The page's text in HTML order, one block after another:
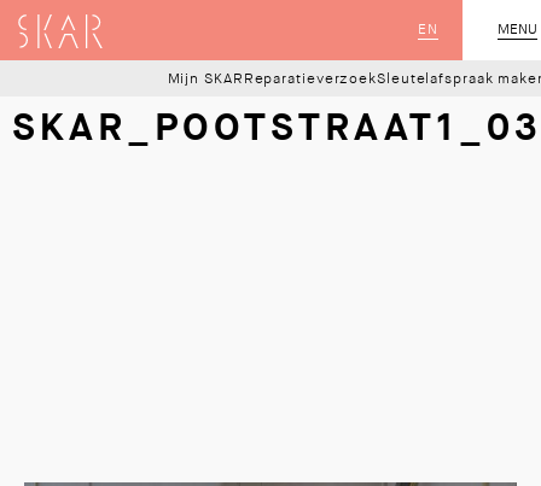
MENU
SLUIT
EN
SKAR
Mijn SKAR ReparatieverzoekSleutelafspraak